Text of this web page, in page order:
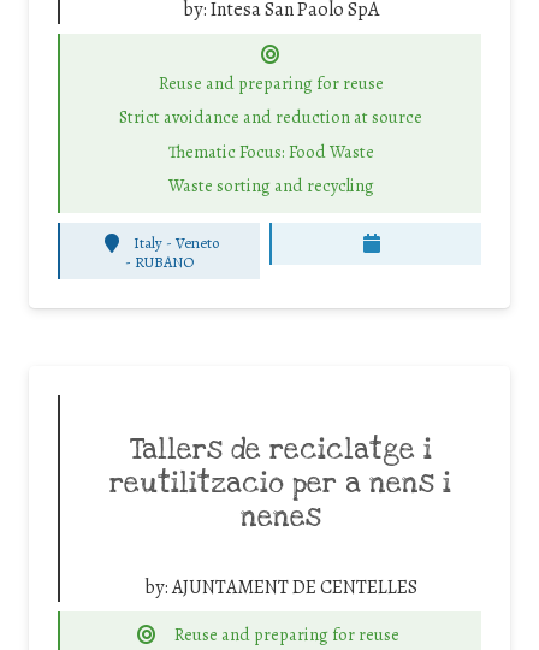
by:Intesa San Paolo SpA
Reuse and preparing for reuse
Strict avoidance and reduction at source
Thematic Focus: Food Waste
Waste sorting and recycling
Italy - Veneto
- RUBANO
Tallers de reciclatge i
reutilitzacio per a nens i
nenes
by:AJUNTAMENT DE CENTELLES
Reuse and preparing for reuse